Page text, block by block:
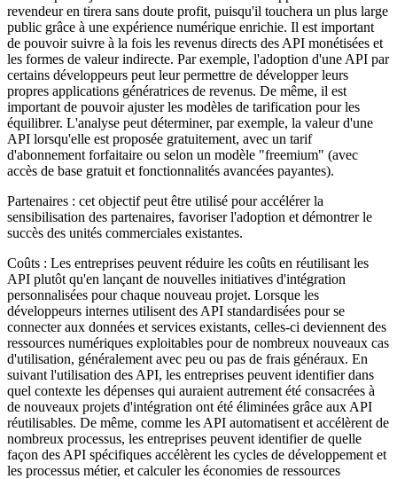
revendeur en tirera sans doute profit, puisqu'il touchera un plus large
public grâce à une expérience numérique enrichie. Il est important
de pouvoir suivre à la fois les revenus directs des API monétisées et
les formes de valeur indirecte. Par exemple, l'adoption d'une API par
certains développeurs peut leur permettre de développer leurs
propres applications génératrices de revenus. De même, il est
important de pouvoir ajuster les modèles de tarification pour les
équilibrer. L'analyse peut déterminer, par exemple, la valeur d'une
API lorsqu'elle est proposée gratuitement, avec un tarif
d'abonnement forfaitaire ou selon un modèle "freemium" (avec
accès de base gratuit et fonctionnalités avancées payantes).
Partenaires : cet objectif peut être utilisé pour accélérer la
sensibilisation des partenaires, favoriser l'adoption et démontrer le
succès des unités commerciales existantes.
Coûts : Les entreprises peuvent réduire les coûts en réutilisant les
API plutôt qu'en lançant de nouvelles initiatives d'intégration
personnalisées pour chaque nouveau projet. Lorsque les
développeurs internes utilisent des API standardisées pour se
connecter aux données et services existants, celles-ci deviennent des
ressources numériques exploitables pour de nombreux nouveaux cas
d'utilisation, généralement avec peu ou pas de frais généraux. En
suivant l'utilisation des API, les entreprises peuvent identifier dans
quel contexte les dépenses qui auraient autrement été consacrées à
de nouveaux projets d'intégration ont été éliminées grâce aux API
réutilisables. De même, comme les API automatisent et accélèrent de
nombreux processus, les entreprises peuvent identifier de quelle
façon des API spécifiques accélèrent les cycles de développement et
les processus métier, et calculer les économies de ressources